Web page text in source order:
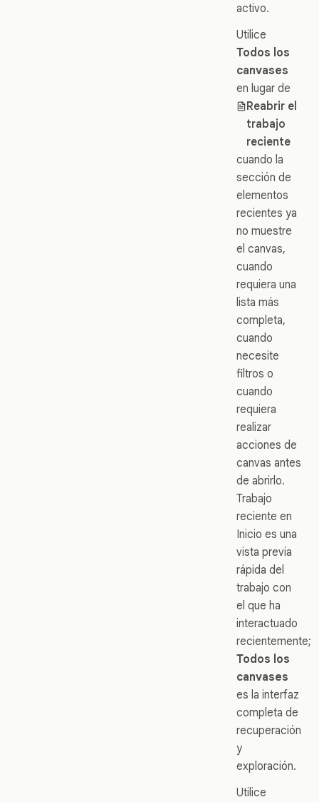
activo.
Utilice
Todos los
canvases
en lugar de
Reabrir el
trabajo
reciente
cuando la
sección de
elementos
recientes ya
no muestre
el canvas,
cuando
requiera una
lista más
completa,
cuando
necesite
filtros o
cuando
requiera
realizar
acciones de
canvas antes
de abrirlo.
Trabajo
reciente en
Inicio es una
vista previa
rápida del
trabajo con
el que ha
interactuado
recientemente;
Todos los
canvases
es la interfaz
completa de
recuperación
y
exploración.
Utilice